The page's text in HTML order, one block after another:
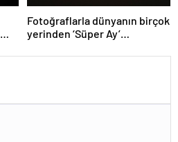
Fotoğraflarla dünyanın birçok
yerinden ‘Süper Ay’